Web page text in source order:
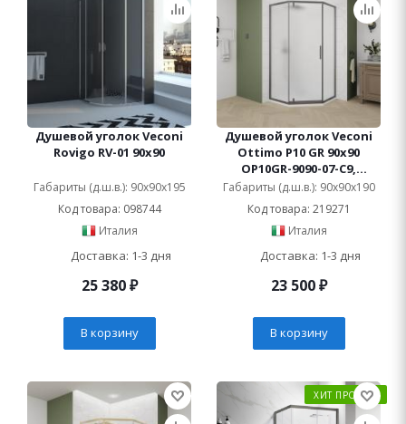
Душевой уголок Veconi
Rovigo RV-01 90x90
Габариты (д.ш.в.): 90x90x195
Код товара: 098744
Италия
Доставка: 1-3 дня
25 380₽
В корзину
Душевой уголок Veconi
Ottimo P10 GR 90x90
OP10GR-9090-07-C9,
профиль графит
брашированный, стекло
матовое
Габариты (д.ш.в.): 90x90x190
Код товара: 219271
Италия
Доставка: 1-3 дня
23 500₽
В корзину
ХИТ ПРОДАЖ